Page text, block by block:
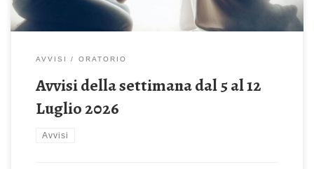
AVVISI ORATORIO
Avvisi della settimana dal 5 al 12
Luglio 2026
Avvisi